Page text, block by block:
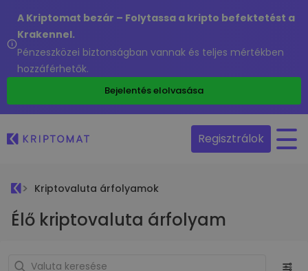
A Kriptomat bezár – Folytassa a kripto befektetést a
Krakennel.
Pénzeszközei biztonságban vannak és teljes mértékben
hozzáférhetők.
Bejelentés elolvasása
Regisztrálok
Kriptovaluta árfolyamok
Élő kriptovaluta árfolyam